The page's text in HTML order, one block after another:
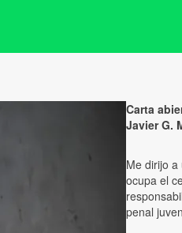
Carta
Javier G.
Me dirijo
ocupa el
penal